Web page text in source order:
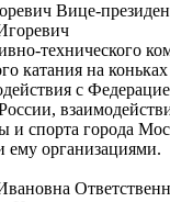
Вице-
технического
катания на
с
и спорта города
ему организациями.